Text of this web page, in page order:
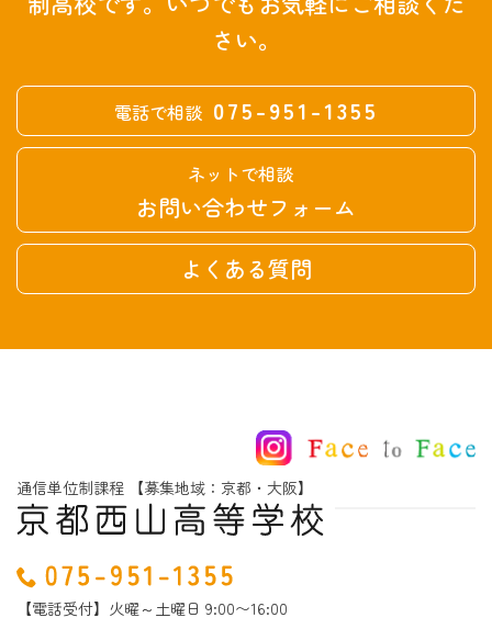
さい。
電話で相談 075-951-1355
ネットで相談
お問い合わせフォーム
よくある質問
通信単位制課程 【募集地域：京都・大阪】
【電話受付】火曜～土曜日 9:00〜16:00